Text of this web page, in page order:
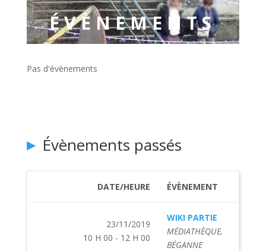
ÉVÈNEMENTS
Pas d'évènements
Évènements passés
DATE/HEURE ÉVÈNEMENT
23/11/2019
10 H 00 - 12 H 00
WIKI PARTIE
MÉDIATHÈQUE,
BÉGANNE